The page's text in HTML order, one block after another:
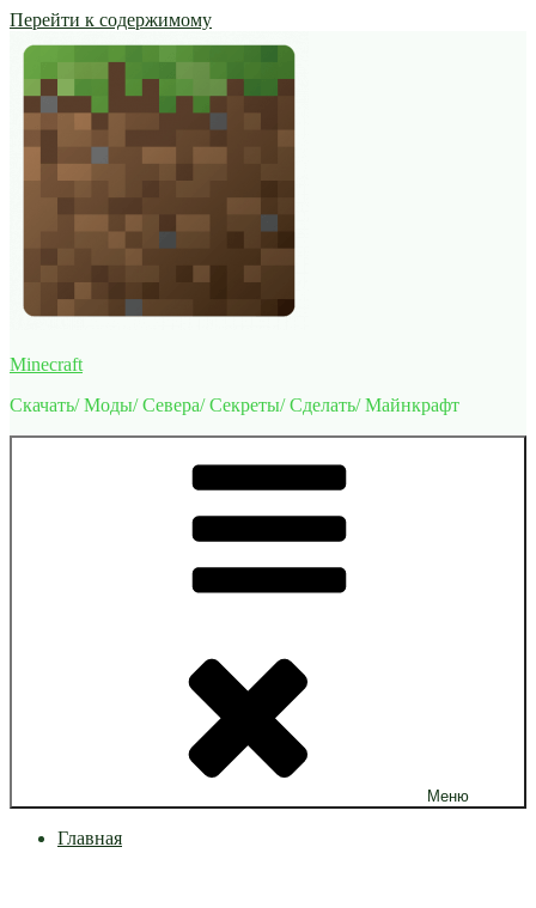
Перейти к содержимому
Minecraft
Скачать/ Моды/ Севера/ Секреты/ Сделать/ Майнкрафт
Меню
Главная